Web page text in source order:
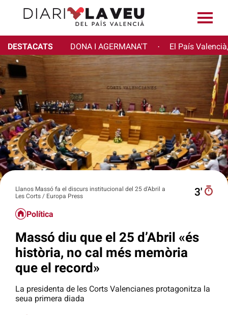
DESTACATS DONA I AGERMANA'T · El País
Llanos Massó fa el discurs institucional del 25 d'Abril a
Les Corts / Europa Press
3′
Política
Massó diu que el 25 d’Abril «és
història, no cal més memòria
que el record»
La presidenta de les Corts Valencianes protagonitza la
seua primera diada